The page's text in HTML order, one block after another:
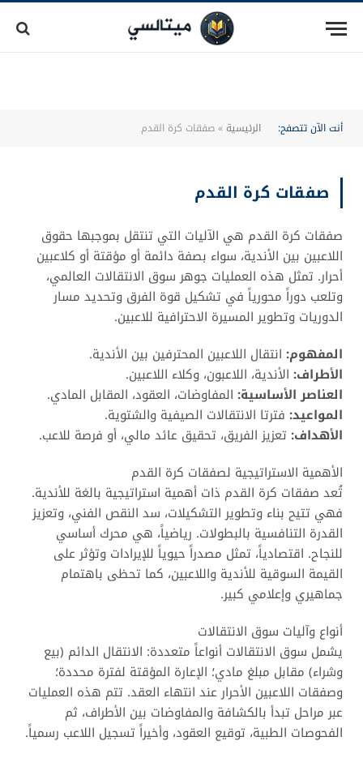
أنت الآن تتصفح: الرئيسية»صفقات كرة القدم
صفقات كرة القدم
صفقات كرة القدم هي الآليات التي تنتقل بموجبها حقوق
اللاعبين بين الأندية، سواء بصفة دائمة أو مؤقتة أو كلاعبين
أحرار. تمثل هذه العمليات جوهر سوق الانتقالات العالمي،
وتلعب دوراً محورياً في تشكيل قوة الفرق وتحديد مسار
الدوريات وتطوير المسيرة الاحترافية للاعبين.
المفهوم: انتقال اللاعبين المحترفين بين الأندية.
الأطراف: الأندية، اللاعبون، وكلاء اللاعبين.
العناصر الأساسية: المفاوضات، العقود، المقابل المادي.
المواعيد: فترتا الانتقالات الصيفية والشتوية.
الأهداف: تعزيز الفريق، تحقيق عائد مالي، أو فرصة للاعب.
الأهمية الاستراتيجية لصفقات كرة القدم
تُعد صفقات كرة القدم ذات أهمية استراتيجية بالغة للأندية.
فهي تتيح بناء وتطوير التشكيلات، سد النقص الفني، وتعزيز
القدرة التنافسية بالبطولات. رياضياً، هي محرك أساسي
للنجاح. اقتصادياً، تمثل مصدراً حيوياً للإيرادات وتؤثر على
القيمة السوقية للأندية واللاعبين، كما تحظى باهتمام
جماهيري وإعلامي كبير.
أنواع وآليات سوق الانتقالات
يشمل سوق الانتقالات أنواعاً متعددة: الانتقال الدائم (بيع
وشراء) مقابل مبلغ مادي؛ الإعارة المؤقتة لفترة محددة؛
وصفقات اللاعبين الأحرار عند انتهاء العقد. تتم هذه العمليات
عبر مراحل تبدأ بالكشافة والمفاوضات بين الأطراف، ثم
الفحوصات الطبية، توقيع العقود، وأخيراً تسجيل اللاعب رسمياً.